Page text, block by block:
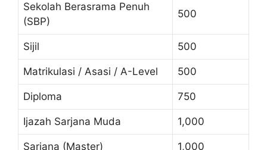
Sekolah Berasrama Penuh
(SBP)
500
Sijil 500
Matrikulasi / Asasi / A-Level 500
Diploma 750
Ijazah Sarjana Muda 1,000
Sarjana (Master) 1,000